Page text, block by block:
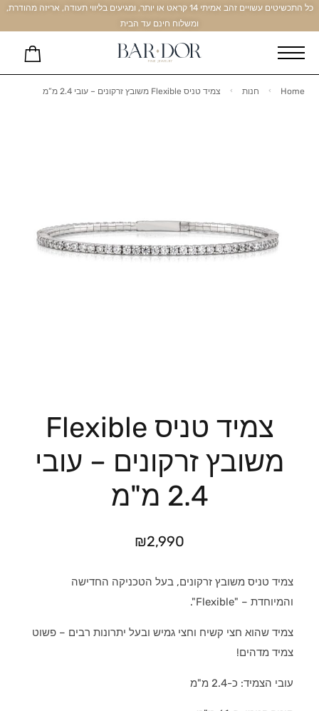
כל התכשיטים עשויים זהב אמיתי 14 קראט או יותר, ומגיעים בליווי תעודה, אריזה מהודרת,
ומשלוח חינם עד הבית
Home חנות צמיד טניס Flexible משובץ זרקונים – עובי 2.4 מ”מ
צמיד טניס Flexible
משובץ זרקונים – עובי
2.4 מ"מ
₪2,990
צמיד טניס משובץ זרקונים, בעל הטכניקה החדישה
והמיוחדת – "Flexible".
צמיד שהוא חצי קשיח וחצי גמיש ובעל יתרונות רבים – פשוט
צמיד מדהים!
עובי הצמיד: כ-2.4 מ"מ